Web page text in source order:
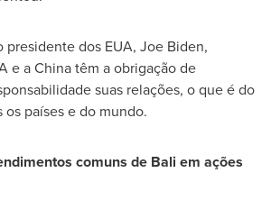
presidente dos EUA, Joe Biden,
e a China têm a obrigação de
suas relações, o que é do
países e do mundo.
comuns de Bali em ações